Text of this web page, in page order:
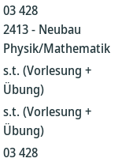
03 428
2413 - Neubau
Physik/Mathematik
s.t. (Vorlesung +
Übung)
s.t. (Vorlesung +
Übung)
03 428